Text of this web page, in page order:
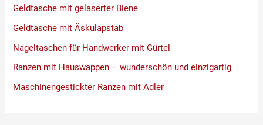
Geldtasche mit gelaserter Biene
Geldtasche mit Äskulapstab
Nageltaschen für Handwerker mit Gürtel
Ranzen mit Hauswappen – wunderschön und einzigartig
Maschinengestickter Ranzen mit Adler